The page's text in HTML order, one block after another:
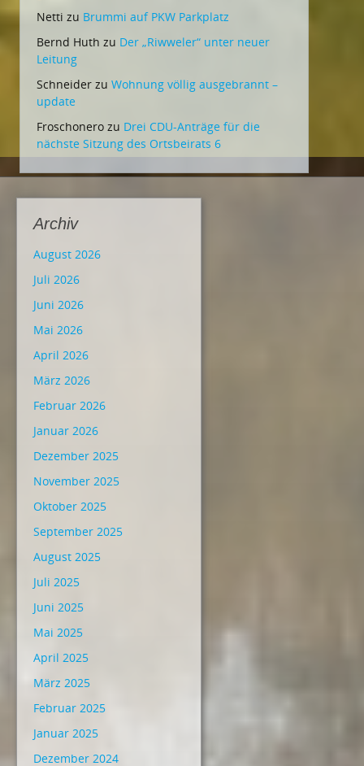
Netti zu Brummi auf PKW Parkplatz
Bernd Huth zu Der „Riwweler“ unter neuer
Leitung
Schneider zu Wohnung völlig ausgebrannt –
update
Froschonero zu Drei CDU-Anträge für die
nächste Sitzung des Ortsbeirats 6
Archiv
August 2026
Juli 2026
Juni 2026
Mai 2026
April 2026
März 2026
Februar 2026
Januar 2026
Dezember 2025
November 2025
Oktober 2025
September 2025
August 2025
Juli 2025
Juni 2025
Mai 2025
April 2025
März 2025
Februar 2025
Januar 2025
Dezember 2024